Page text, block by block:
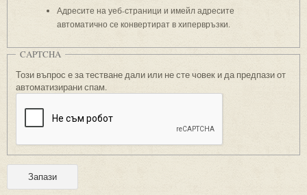
Адресите на уеб-страници и имейл адресите
автоматично се конвертират в хипервръзки.
CAPTCHA
Този въпрос е за тестване дали или не сте човек и да предпази от
автоматизирани спам.